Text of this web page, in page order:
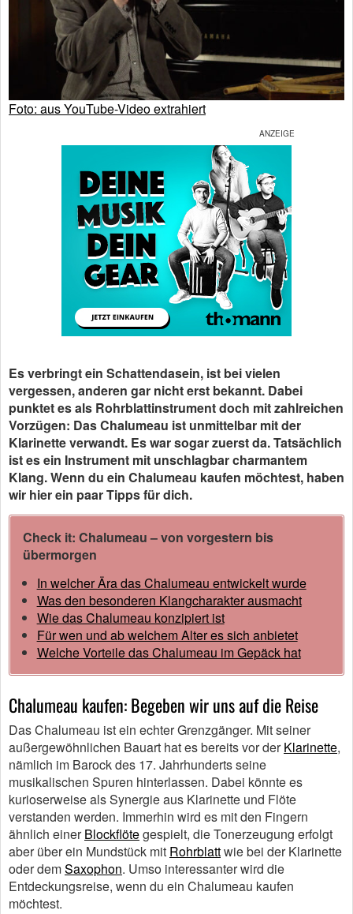
Foto: aus YouTube-Video extrahiert
Es verbringt ein Schattendasein, ist bei vielen
vergessen, anderen gar nicht erst bekannt. Dabei
punktet es als Rohrblattinstrument doch mit zahlreichen
Vorzügen: Das Chalumeau ist unmittelbar mit der
Klarinette verwandt. Es war sogar zuerst da. Tatsächlich
ist es ein Instrument mit unschlagbar charmantem
Klang. Wenn du ein Chalumeau kaufen möchtest, haben
wir hier ein paar Tipps für dich.
Check it: Chalumeau – von vorgestern bis
übermorgen
In welcher Ära das Chalumeau entwickelt wurde
Was den besonderen Klangcharakter ausmacht
Wie das Chalumeau konzipiert ist
Für wen und ab welchem Alter es sich anbietet
Welche Vorteile das Chalumeau im Gepäck hat
Chalumeau kaufen: Begeben wir uns auf die Reise
Das Chalumeau ist ein echter Grenzgänger. Mit seiner
außergewöhnlichen Bauart hat es bereits vor derKlarinette,
nämlich im Barock des 17. Jahrhunderts seine
musikalischen Spuren hinterlassen. Dabei könnte es
kurioserweise als Synergie aus Klarinette und Flöte
verstanden werden. Immerhin wird es mit den Fingern
ähnlich einerBlockflötegespielt, die Tonerzeugung erfolgt
aber über ein Mundstück mit Rohrblattwie bei der Klarinette
oder demSaxophon. Umso interessanter wird die
Entdeckungsreise, wenn du ein Chalumeau kaufen
möchtest.